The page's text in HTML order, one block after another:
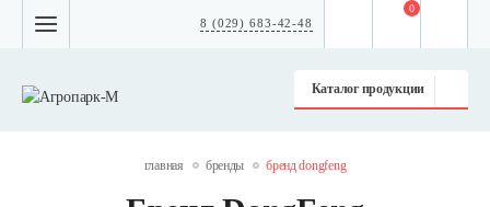
8 (029) 683-42-48
Каталог продукции
0
главная бренды бренд dongfeng